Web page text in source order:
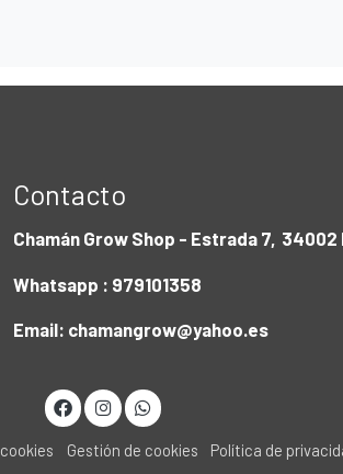
Contacto
Chamán Grow Shop - Estrada 7, 34002
Whatsapp : 979101358
Email: chamangrow@yahoo.es
Gestión de cookies Política de